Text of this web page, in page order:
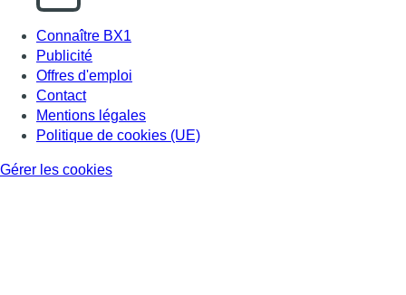
Connaître BX1
Publicité
Offres d'emploi
Contact
Mentions légales
Politique de cookies (UE)
Gérer les cookies